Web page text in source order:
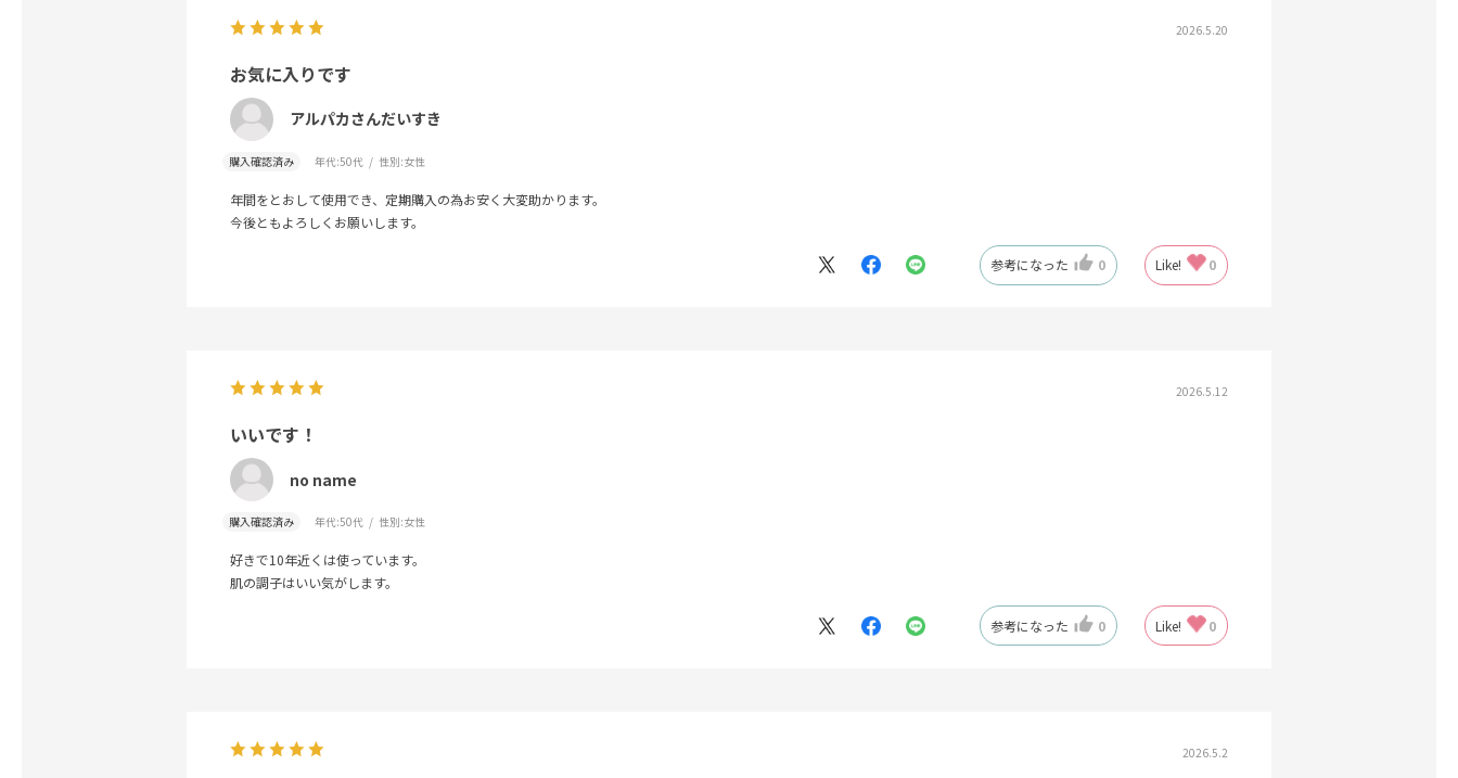
2026.5.20
お気に入りです
アルパカさんだいすき
購入確認済み 年代:50代 性別:女性
年間をとおして使用でき、定期購入の為お安く大変助かります。
今後ともよろしくお願いします。
参考になった 0 Like! 0
2026.5.12
いいです！
no name
購入確認済み 年代:50代 性別:女性
好きで10年近くは使っています。
肌の調子はいい気がします。
参考になった 0 Like! 0
2026.5.2